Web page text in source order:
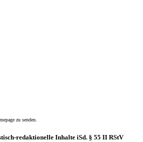
zu senden.
redaktionelle Inhalte iSd. § 55 II RStV